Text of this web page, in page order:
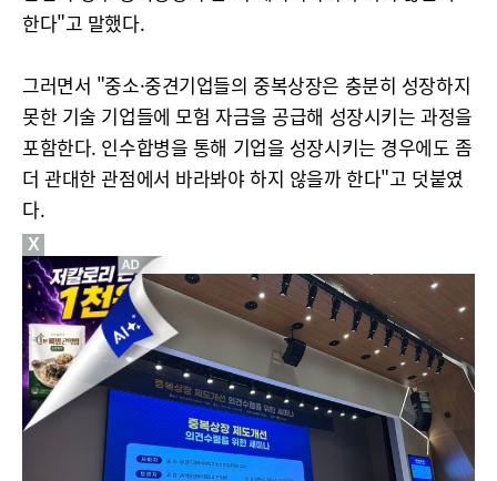
한다"고 말했다.
그러면서 "중소·중견기업들의 중복상장은 충분히 성장하지
못한 기술 기업들에 모험 자금을 공급해 성장시키는 과정을
포함한다. 인수합병을 통해 기업을 성장시키는 경우에도 좀
더 관대한 관점에서 바라봐야 하지 않을까 한다"고 덧붙였
다.
X